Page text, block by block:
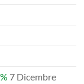
7 Dicembre